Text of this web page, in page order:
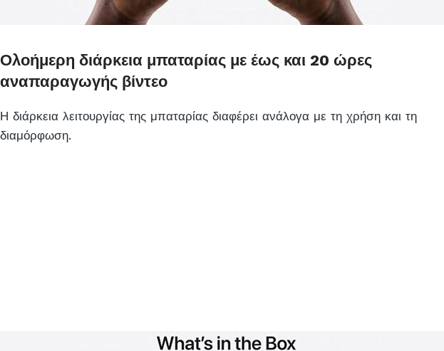
Ολοήμερη διάρκεια μπαταρίας με έως και 20 ώρες
αναπαραγωγής βίντεο
Η διάρκεια λειτουργίας της μπαταρίας διαφέρει ανάλογα με τη χρήση και τη
διαμόρφωση.